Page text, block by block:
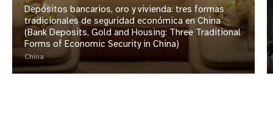
Depósitos bancarios, oro y vivienda: tres formas
tradicionales de seguridad económica en China
(Bank Deposits, Gold and Housing: Three Traditional
Forms of Economic Security in China)
China